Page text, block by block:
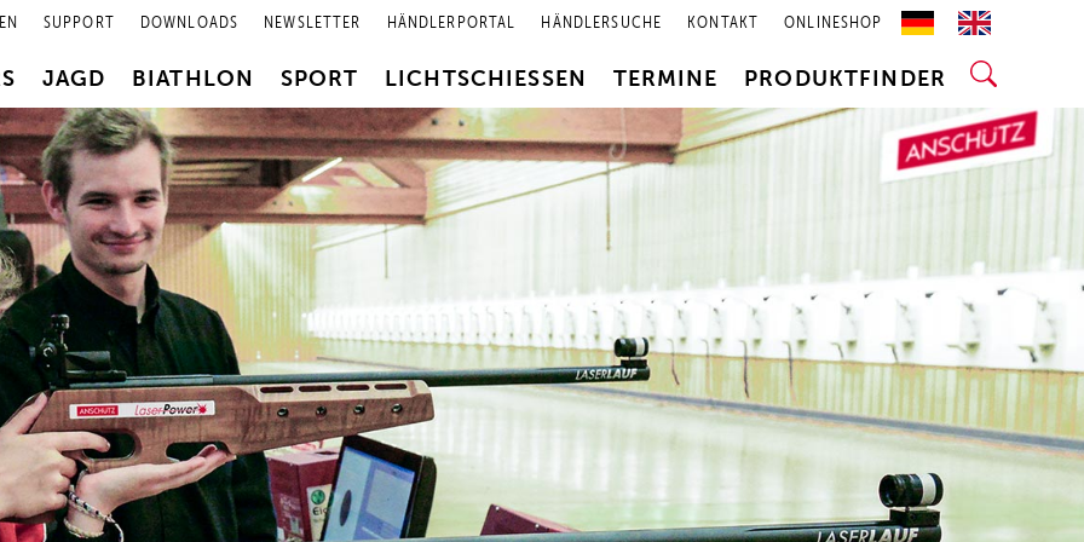
SUPPORT DOWNLOADS NEWSLETTER HÄNDLERPORTAL HÄNDLERSUCHE KONTAKT ONLINESHOP
JAGD BIATHLON SPORT LICHTSCHIESSEN TERMINE PRODUKTFINDER